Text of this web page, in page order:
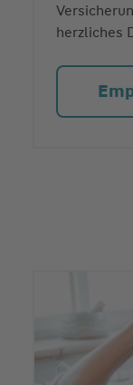
herzliches